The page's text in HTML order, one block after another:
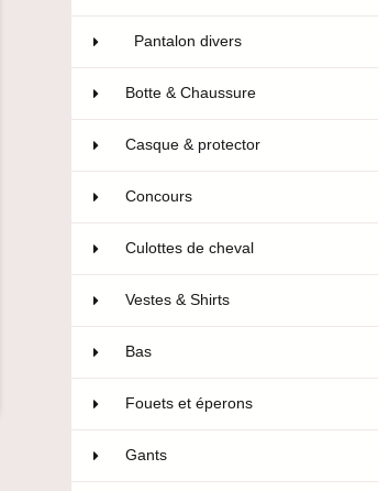
Pantalon divers
Botte & Chaussure
Casque & protector
Concours
Culottes de cheval
Vestes & Shirts
Bas
Fouets et éperons
Gants